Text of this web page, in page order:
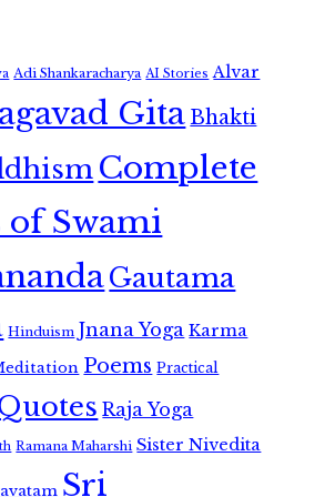
Adi Shankaracharya AI Stories Alvar
GitaBhakti
Complete
of Swami
Gautama
Hinduism Jnana Yoga Karma
Poems Practical
Raja Yoga
Ramana Maharshi Sister Nivedita
Sri